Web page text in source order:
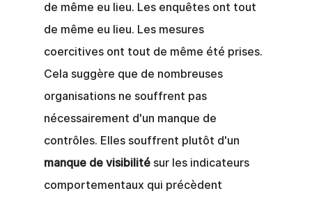
de même eu lieu. Les enquêtes ont tout
de même eu lieu. Les mesures
coercitives ont tout de même été prises.
Cela suggère que de nombreuses
organisations ne souffrent pas
nécessairement d'un manque de
contrôles. Elles souffrent plutôt d'un
manque de visibilité sur les indicateurs
comportementaux qui précèdent